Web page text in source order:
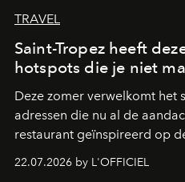
TRAVEL
Saint-Tropez heeft
hotspots die je niet
Deze zomer verwelkomt het
adressen die nu al de
restaurant geïnspireerd op
zestig, een Japanse hotspot
verandert in een bruisende
22.07.2026 by L'OFFICIEL